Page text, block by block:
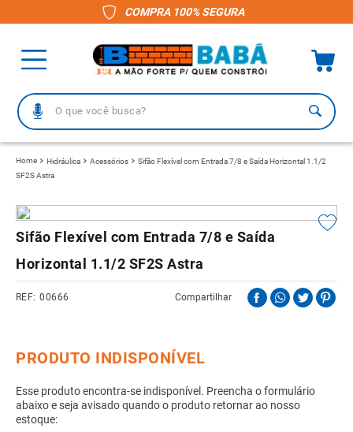
COMPRA 100% SEGURA
O que você busca?
Hidráulica Acessórios
Sifão Flexível com Entrada 7/8 e Saída Horizontal 1.1/2
SF2S Astra
Sifão Flexível com Entrada 7/8 e Saída
Horizontal 1.1/2 SF2S Astra
00666 Compartilhar
1º
2º porcelanato
3º telha
4º vaso sanitário
9º porta
10º